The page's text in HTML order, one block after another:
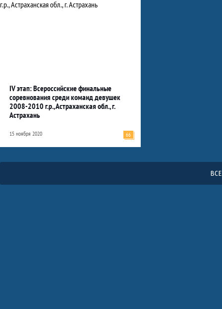
IV этап: Всероссийские финальные
соревнования среди команд девушек
2008-2010 г.р., Астраханская обл., г.
Астрахань
15 ноября 2020 66